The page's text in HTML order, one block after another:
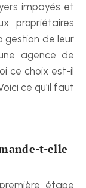
impayés et
propriétaires
gestion de leur
agence de
ce choix est-il
ce qu'il faut
t-elle
étape